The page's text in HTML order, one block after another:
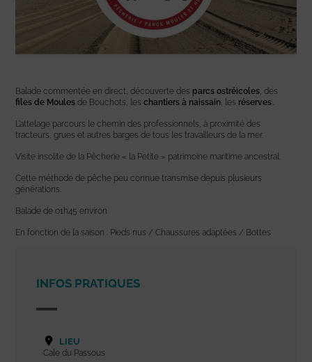
Balade commentée en direct, découverte des parcs ostréicoles , des
files de Moules de Bouchots, leschantiers à naissain , les réserves
L’attelage parcours le chemin des professionnels, à proximité des
tracteurs, grues et autres barges de tous les travailleurs de la mer.
Visite insolite de la Pêcherie « la Petite » patrimoine maritime ancestral.
Cette méthode de pêche peu connue transmise depuis plusieurs
générations.
Balade de 01h45 environ
En fonction de la saison : Pieds nus / Chaussures adaptées / Bottes
INFOS PRATIQUES
LIEU
Cale du Passous